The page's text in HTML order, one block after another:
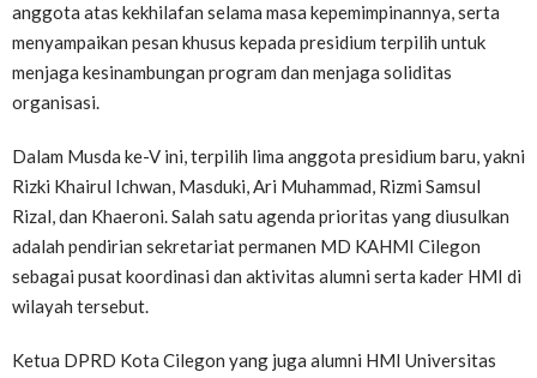
anggota atas kekhilafan selama masa kepemimpinannya, serta
menyampaikan pesan khusus kepada presidium terpilih untuk
menjaga kesinambungan program dan menjaga soliditas
organisasi.
Dalam Musda ke-V ini, terpilih lima anggota presidium baru, yakni
Rizki Khairul Ichwan, Masduki, Ari Muhammad, Rizmi Samsul
Rizal, dan Khaeroni. Salah satu agenda prioritas yang diusulkan
adalah pendirian sekretariat permanen MD KAHMI Cilegon
sebagai pusat koordinasi dan aktivitas alumni serta kader HMI di
wilayah tersebut.
Ketua DPRD Kota Cilegon yang juga alumni HMI Universitas